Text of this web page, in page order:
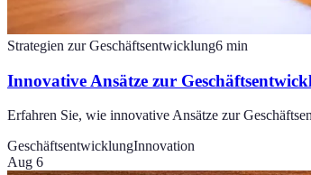
Strategien zur Geschäftsentwicklung6 min
Innovative Ansätze zur
Erfahren Sie, wie innovative Ansätze zur
GeschäftsentwicklungInnovation
Aug 6